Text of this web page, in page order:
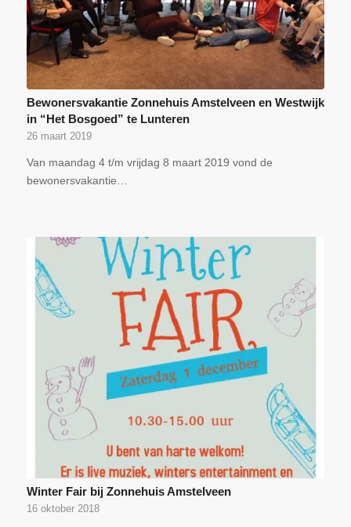
Bewonersvakantie Zonnehuis Amstelveen en Westwijk
in “Het Bosgoed” te Lunteren
26 maart 2019
Van maandag 4 t/m vrijdag 8 maart 2019 vond de
bewonersvakantie…
Winter Fair bij Zonnehuis Amstelveen
16 oktober 2018